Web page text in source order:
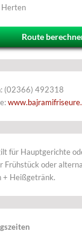
Route
(02366) 492318
für Hauptgerichte
Frühstück oder
+ Heißgetränk.